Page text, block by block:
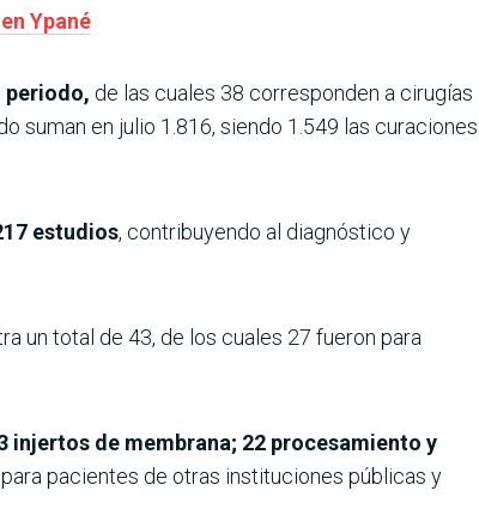
Ypané
periodo, de las cuales 38 corresponden a cirugías
suman en julio 1.816, siendo 1.549 las curaciones
estudios, contribuyendo al diagnóstico y
un total de 43, de los cuales 27 fueron para
injertos de membrana; 22 procesamiento y
pacientes de otras instituciones públicas y